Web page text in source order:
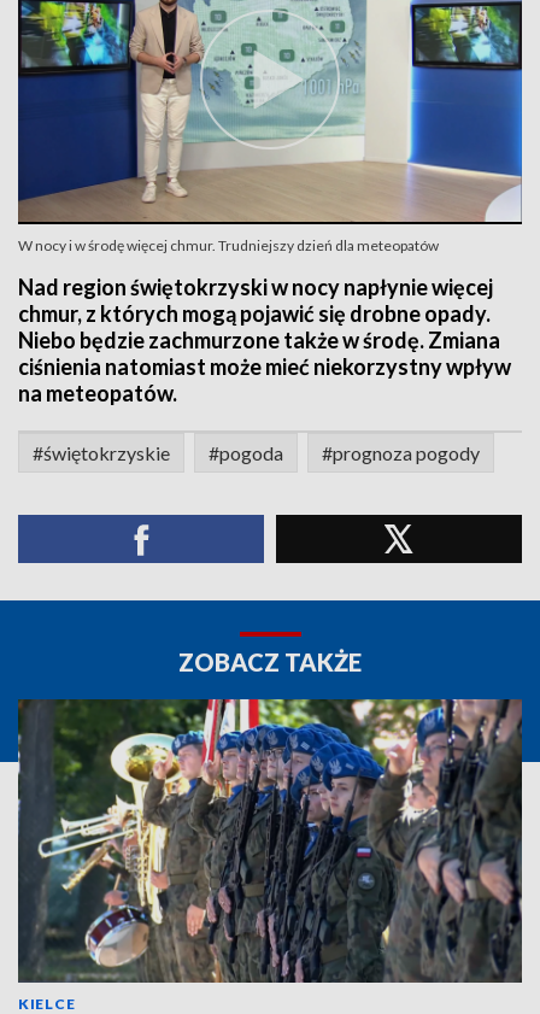
W nocy i w środę więcej chmur. Trudniejszy dzień dla meteopatów
Nad region świętokrzyski w nocy napłynie więcej
chmur, z których mogą pojawić się drobne opady.
Niebo będzie zachmurzone także w środę. Zmiana
ciśnienia natomiast może mieć niekorzystny wpływ
na meteopatów.
#świętokrzyskie #pogoda #prognoza pogody
ZOBACZ TAKŻE
KIELCE